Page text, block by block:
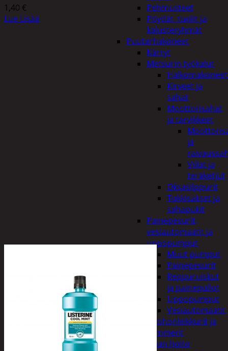
Pehmusteet
Pöydät, tuolit ja
kalusteryhmät
Puutarhakoneet
Kärryt
Metsurin työkalut
Halkomakoneet
Kirveet ja
sahat
Moottorisahat
ja tarvikkeet
ja
Viilat ja
teräketjut
Oksasilppurit
Tukkisakset ja
sahapukit
Painepesurit,
vesiautomaatit ja
uppopumput
Muut pumput
Painepesurit
Reppuruiskut
ja painepullot
Uppopumput
Vesiautomaatit
Ruohonleikkurit ja
trimmerit
Puutarhan hoito
1,40 €
Lue Lisää